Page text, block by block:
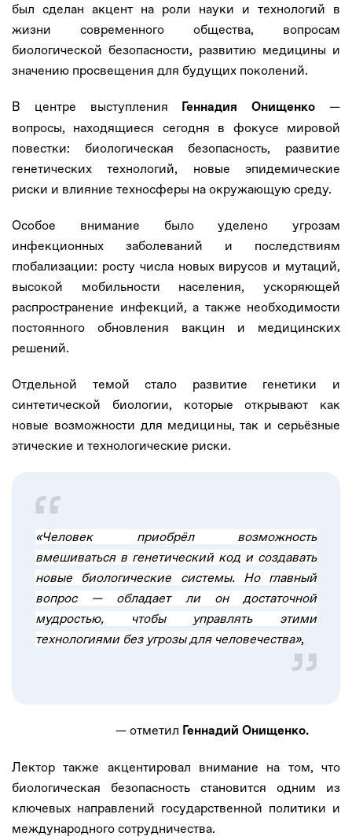
был сделан акцент на роли науки и технологий в
жизни современного общества, вопросам
биологической безопасности, развитию медицины и
значению просвещения для будущих поколений.
В центре выступления Геннадия Онищенко
—
вопросы, находящиеся сегодня в фокусе мировой
повестки: биологическая безопасность, развитие
генетических технологий, новые эпидемические
риски и влияние техносферы на окружающую среду.
Особое внимание было уделено угрозам
инфекционных заболеваний и последствиям
глобализации: росту числа новых вирусов и мутаций,
высокой мобильности населения, ускоряющей
распространение инфекций, а также необходимости
постоянного обновления вакцин и медицинских
решений.
Отдельной темой стало развитие генетики и
синтетической биологии, которые открывают как
новые возможности для медицины, так и серьёзные
этические и технологические риски.
«Человек приобрёл возможность
вмешиваться в генетический код и создавать
новые биологические системы. Но главный
вопрос — обладает ли он достаточной
мудростью, чтобы управлять этими
технологиями без угрозы для человечества»,
— отметил Геннадий Онищенко.
Лектор также акцентировал внимание на том, что
биологическая безопасность становится одним из
ключевых направлений государственной политики и
международного сотрудничества.